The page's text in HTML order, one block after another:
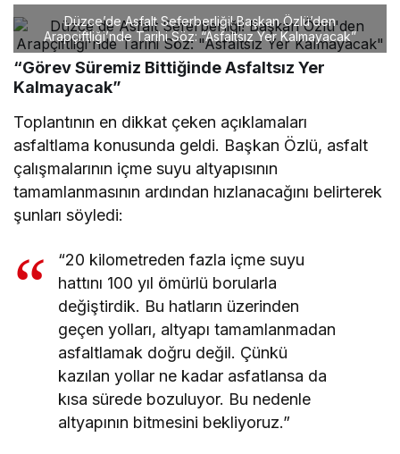
Düzce’de Asfalt Seferberliği! Başkan Özlü’den
Arapçiftliği’nde Tarihi Söz: “Asfaltsız Yer Kalmayacak”
“Görev Süremiz Bittiğinde Asfaltsız Yer
Kalmayacak”
Toplantının en dikkat çeken açıklamaları
asfaltlama konusunda geldi. Başkan Özlü, asfalt
çalışmalarının içme suyu altyapısının
tamamlanmasının ardından hızlanacağını belirterek
şunları söyledi:
“20 kilometreden fazla içme suyu
hattını 100 yıl ömürlü borularla
değiştirdik. Bu hatların üzerinden
geçen yolları, altyapı tamamlanmadan
asfaltlamak doğru değil. Çünkü
kazılan yollar ne kadar asfatlansa da
kısa sürede bozuluyor. Bu nedenle
altyapının bitmesini bekliyoruz.”